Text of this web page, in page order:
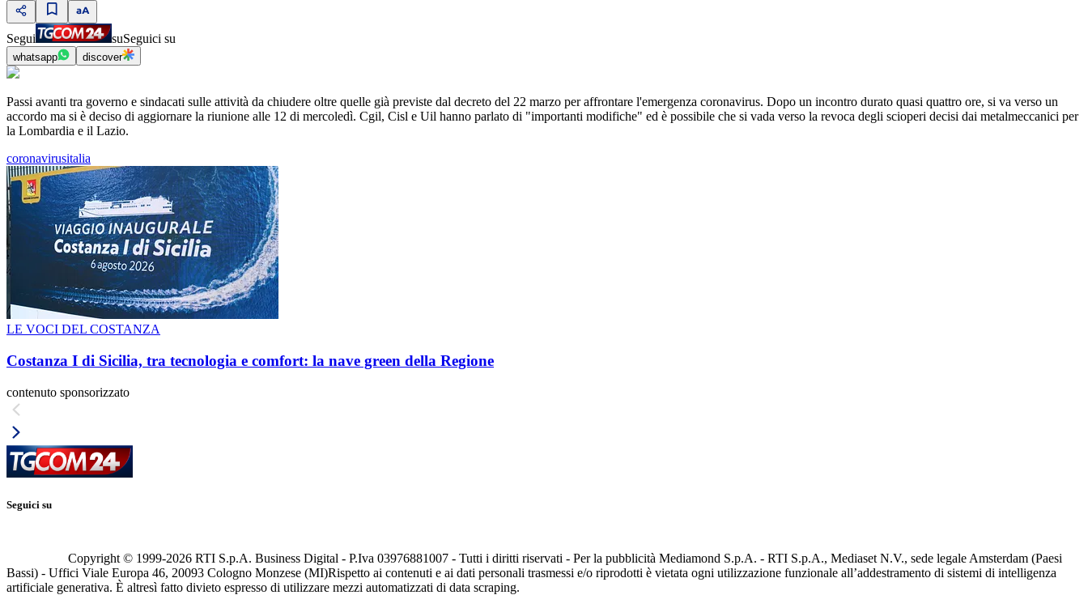
Segui suSeguici su
whatsapp discover
Passi avanti tra governo e sindacati sulle attività da chiudere oltre quelle già previste dal decreto del 22 marzo per affrontare l'emergenza coronavirus. Dopo un incontro durato quasi quattro ore, si va verso un
accordo ma si è deciso di aggiornare la riunione alle 12 di mercoledì. Cgil, Cisl e Uil hanno parlato di "importanti modifiche" ed è possibile che si vada verso la revoca degli scioperi decisi dai metalmeccanici per
la Lombardia e il Lazio.
coronavirusitalia
LE VOCI DEL COSTANZA
Costanza I di Sicilia, tra tecnologia e comfort: la nave green della Regione
contenuto sponsorizzato
Seguici su
Copyright © 1999-2026 RTI S.p.A. Business Digital - P.Iva 03976881007 - Tutti i diritti riservati - Per la pubblicità Mediamond S.p.A. - RTI S.p.A., Mediaset N.V., sede legale Amsterdam (Paesi
Bassi) - Uffici Viale Europa 46, 20093 Cologno Monzese (MI)Rispetto ai contenuti e ai dati personali trasmessi e/o riprodotti è vietata ogni utilizzazione funzionale all’addestramento di sistemi di intelligenza
artificiale generativa. È altresì fatto divieto espresso di utilizzare mezzi automatizzati di data scraping.